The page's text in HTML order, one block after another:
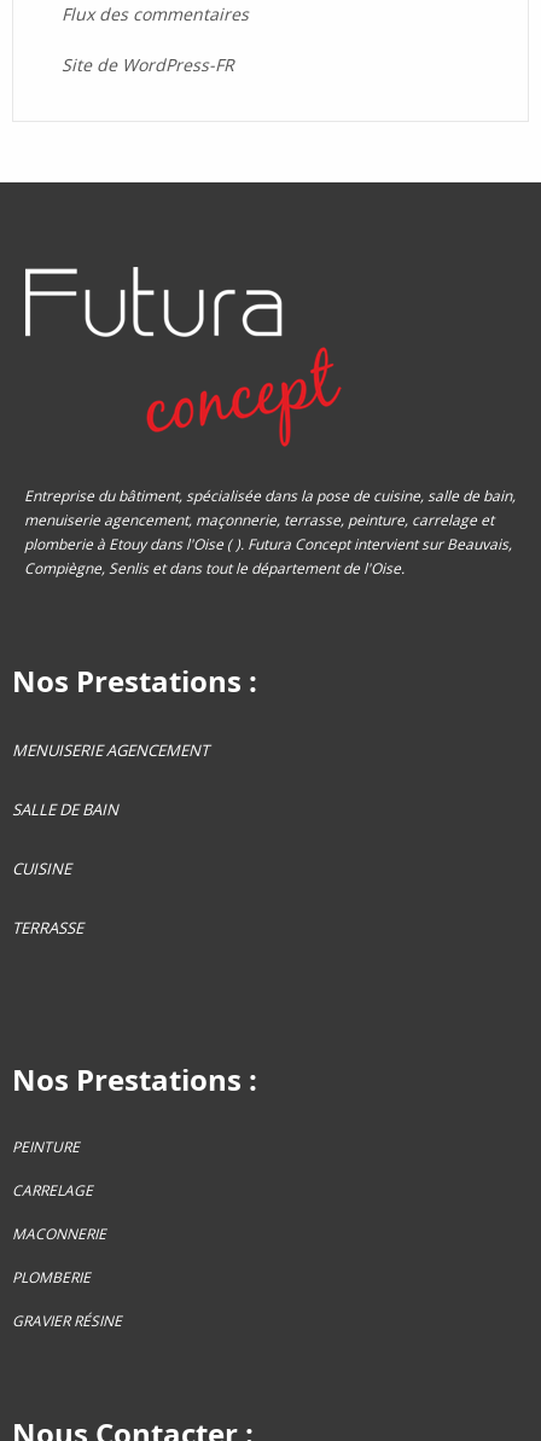
Flux des commentaires
Site de WordPress-FR
Entreprise du bâtiment, spécialisée dans la pose de cuisine, salle de bain,
menuiserie agencement, maçonnerie, terrasse, peinture, carrelage et
plomberie à Etouy dans l'Oise ( ). Futura Concept intervient sur Beauvais,
Compiègne, Senlis et dans tout le département de l'Oise.
Nos Prestations :
MENUISERIE AGENCEMENT
SALLE DE BAIN
CUISINE
TERRASSE
Nos Prestations :
PEINTURE
CARRELAGE
MACONNERIE
PLOMBERIE
GRAVIER RÉSINE
Nous Contacter :